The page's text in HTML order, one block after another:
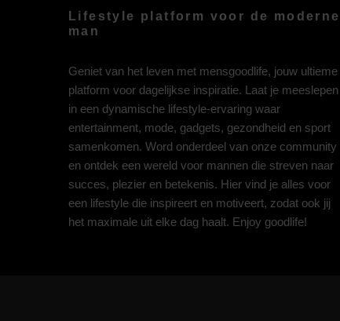
Lifestyle platform voor de moderne
man
Geniet van het leven met mensgoodlife, jouw ultieme
platform voor dagelijkse inspiratie. Laat je meeslepen
in een dynamische lifestyle-ervaring waar
entertainment, mode, gadgets, gezondheid en sport
samenkomen. Word onderdeel van onze community
en ontdek een wereld voor mannen die streven naar
succes, plezier en betekenis. Hier vind je alles voor
een lifestyle die inspireert en motiveert, zodat ook jij
het maximale uit elke dag haalt. Enjoy goodlife!